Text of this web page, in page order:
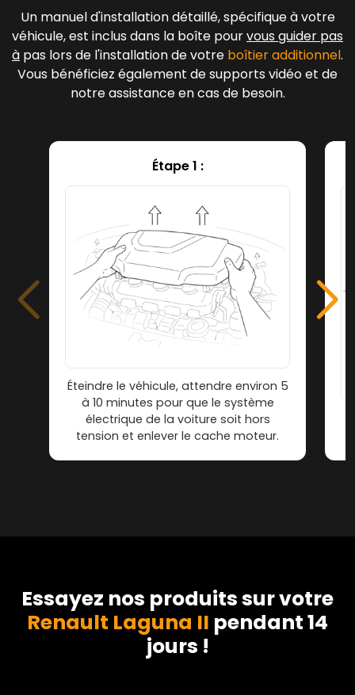
Un manuel d'installation détaillé, spécifique à votre
véhicule, est inclus dans la boîte pourvous guider pas
à pas lors de l'installation de votre boîtier additionnel.
Vous bénéficiez également de supports vidéo et de
notre assistance en cas de besoin.
Étape 1 :
Éteindre le véhicule, attendre environ 5
à 10 minutes pour que le système
électrique de la voiture soit hors
tension et enlever le cache moteur.
Essayez nos produits sur votre
Renault Laguna II pendant 14
jours !